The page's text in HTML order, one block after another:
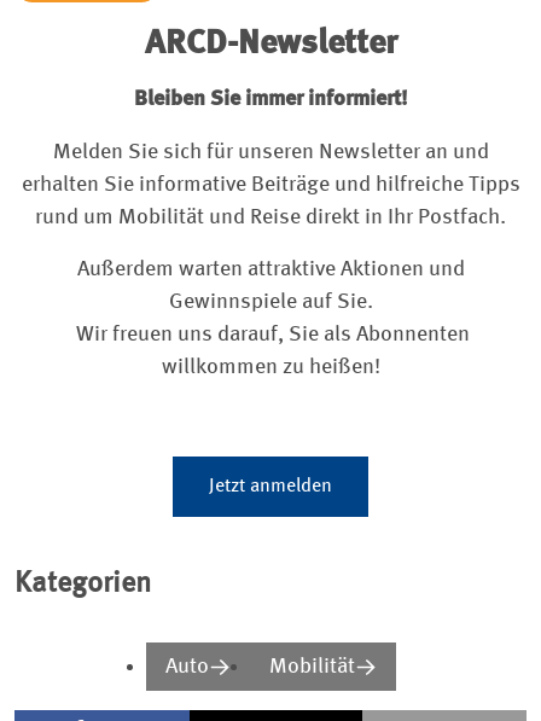
ARCD-Newsletter
Bleiben Sie immer informiert!
Melden Sie sich für unseren Newsletter an und
erhalten Sie informative Beiträge und hilfreiche Tipps
rund um Mobilität und Reise direkt in Ihr Postfach.
Außerdem warten attraktive Aktionen und
Gewinnspiele auf Sie.
Wir freuen uns darauf, Sie als Abonnenten
willkommen zu heißen!
Jetzt anmelden
Kategorien
Auto Mobilität